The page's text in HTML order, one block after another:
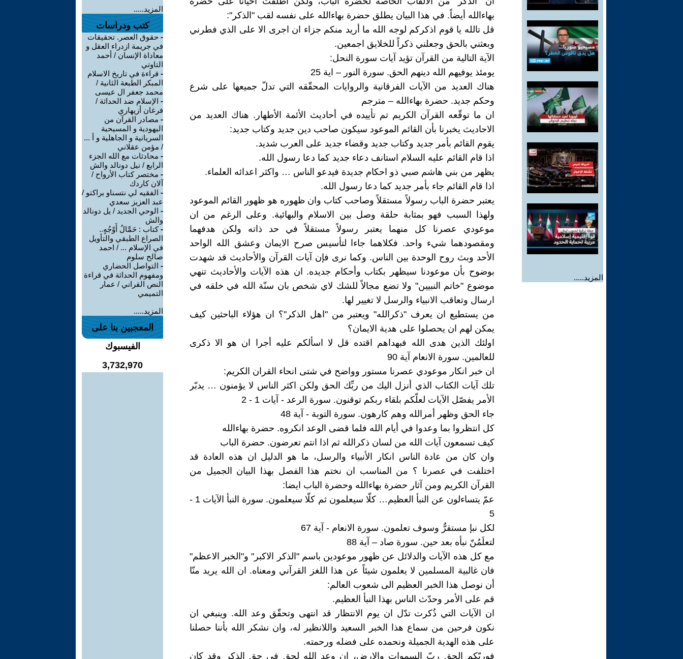
المزيد.....
بهاءالله أيضاً. في هذا البيان يطلق حضرة بهاءالله على نفسه لقب "الذكر":
قل تالله يا قوم اذكركم لوجه الله ما أريد منكم جزاء ان اجرى الا على الذي فطرني
وبعثني بالحق وجعلني ذكراً للخلايق اجمعين.
الآية التالية من القرآن تؤيد آيات سورة النحل:
يومئذ يوفيهم الله دينهم الحق. سورة النور – اية 25
هناك العديد من الآيات الفرقانية والروايات المحقّقه التي تدلّ جميعها على شرع
وحكم جديد. حضرة بهاءالله – مترجم
ان ما توقّعه القرآن الكريم تم تأييده في أحاديث الأئمة الأطهار. هناك العديد من
الاحاديث يخبرنا بأن القائم الموعود سيكون صاحب دين جديد وكتاب جديد:
يقوم القائم بأمر جديد وكتاب جديد وقضاء جديد على العرب شديد.
اذا قام القائم عليه السلام استانف دعاء جديد كما دعا رسول الله.
يظهر من بني هاشم صبي ذو احكام جديدة فيدعو الناس … واكثر اعدائه العلماء.
اذا قام القائم جاء بأمر جديد كما دعا رسول الله.
يعتبر حضرة الباب رسولاً مستقلاً وصاحب كتاب وان ظهوره هو ظهور القائم الموعود
ولهذا السبب فهو بمثابة حلقة وصل بين الاسلام والبهائية. وعلى الرغم من ان
موعودي عصرنا كل منهما يعتبر رسولاً مستقلاً في حد ذاته ولكن هدفهما
ومقصودهما شيء واحد. فكلاهما جاءا لتأسيس صرح الايمان وعشق الله الواحد
الأحد وبث روح الوحدة بين الناس. وكما نرى فإن آيات القرآن والأحاديث قد شهدت
بوضوح بأن موعودنا سيظهر بكتاب وأحكام جديده. ان هذه الآيات والأحاديث تنهي
موضوع "خاتم النبيين" ولا تضع مجالاً للشك لاي شخص بان سنّة الله في خلقه في
ارسال وتعاقب الانبياء والرسل لا تغيير لها.
من يستطيع ان يعرف "ذكرالله" ويعتبر من "اهل الذكر"؟ ان هؤلاء الباحثين كيف
يمكن لهم ان يحصلوا على هدية الايمان؟
اولئك الذين هدى الله فبهداهم اقتده قل لا اسألكم عليه أجرا ان هو الا ذكرى
للعالمين. سورة الانعام آية 90
ان خبر انكار موعودي عصرنا مستور وواضح في شتى انحاء القران الكريم:
تلك آيات الكتاب الذي أنزل اليك من ربِّك الحق ولكن اكثر الناس لا يؤمنون … يدبّر
الأمر يفصّل الآيات لعلّكم بلقاء ربكم توقنون. سورة الرعد - آيات 1 - 2
جاء الحق وظهر أمرالله وهم كارهون. سورة التوبة - آية 48
كل انتظروا بما وعدوا في أيام الله فلما قضى الوعد انكروه. حضرة بهاءالله
كيف تسمعون آيات الله من لسان ذكرالله ثم اذا انتم تعرضون. حضرة الباب
وان كان من عادة الناس انكار الأنبياء والرسل، ما هو الدليل ان هذه العادة قد
اختلفت في عصرنا ؟ من المناسب ان نختم هذا الفصل بهذا البيان الجميل من
القرآن الكريم ومن آثار حضرة بهاءالله وحضرة الباب ايضا:
عمّ يتساءلون عن النبأ العظيم… كلّا سيعلمون ثم كلّا سيعلمون. سورة النبأ الآيات 1 -
5
لكل نبإ مستقرٌّ وسوف تعلمون. سورة الانعام - آية 67
لتعلَمُنّ نبأه بعد حين. سورة صاد – آية 88
مع كل هذه الآيات والدلائل عن ظهور موعودين باسم "الذكر الاكبر" و"الخبر الاعظم"
فان غالبية المسلمين لا يعلمون شيئاً عن هذا اللغز القرآني ومعناه. ان الله يريد منّا
أن نوصل هذا الخبر العظيم الى شعوب العالم:
قم على الأمر وحدّث الناس بهذا النبأ العظيم.
ان الآيات التي ذُكرت تدّل ان يوم الانتظار قد انتهى وتحقّق وعد الله. وينبغي ان
نكون فرحين من سماع هذا الخبر السعيد واللانظير له، وان نشكر الله بأننا حصلنا
على هذه الهدية الجميلة ونحمده على فضله ورحمته.
فوربّكم الحق ربّ السموات والارض، ان وعد الله لحق في حق الذكر وقد كان
المزيد.....
كتب ودراسات
- حقوق العصر. تحقيقات
في جريمة ازدراء العقل و
معاداة الإنسان / أحمد
التاوتي
- قراءة في تاريخ الاسلام
المبكر الطبعة الثانية /
محمد جعفر ال عيسى
- الإسلام ضد الحداثة /
فرغان أزيهاري
- مصادر القرآن من
اليهودية و المسيحية
السريانية و الجاهلية و أ ...
/ مؤمن عقلاني
- محادثات مع الله الجزء
الرابع / نيل دونالد والش
- مختصر كتاب الأرواح /
آلان كاردك
- الفقيه لي نتسناو براكتو /
عبد العزيز سعدي
- الوحي الجديد / يل دونالد
والش
-كتاب : حَمَّالُ أَوْجُهٍ..
الصراع الطبقي والتأويل
في الإسلام ... / احمد
صالح سلوم
- التواصل الحضاري
ومفهوم الحداثة في قراءة
النص القراني / عمار
التميمي
المزيد.....
المعجبين بنا على
الفيسبوك
3,732,970